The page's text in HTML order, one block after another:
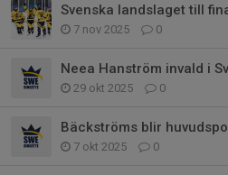
Svenska landslaget till
7 nov 2025 0
29 okt 2025 0
7 okt 2025 0